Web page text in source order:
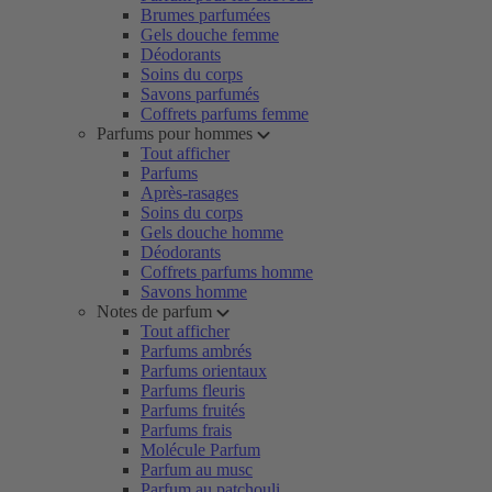
Brumes parfumées
Gels douche femme
Déodorants
Soins du corps
Savons parfumés
Coffrets parfums femme
Parfums pour hommes
Tout afficher
Parfums
Après-rasages
Soins du corps
Gels douche homme
Déodorants
Coffrets parfums homme
Savons homme
Notes de parfum
Tout afficher
Parfums ambrés
Parfums orientaux
Parfums fleuris
Parfums fruités
Parfums frais
Molécule Parfum
Parfum au musc